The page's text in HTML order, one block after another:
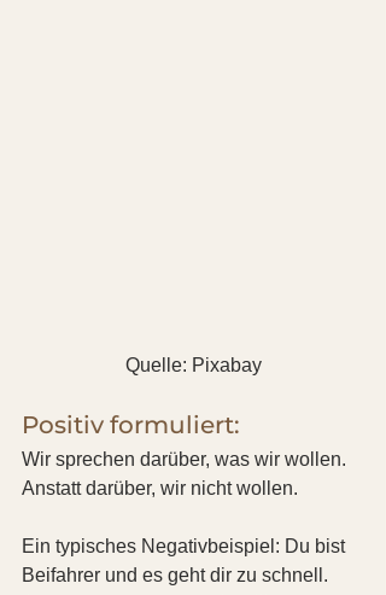
Quelle: Pixabay
Positiv formuliert:
Wir sprechen darüber, was wir wollen.
Anstatt darüber, wir nicht wollen.
Ein typisches Negativbeispiel: Du bist
Beifahrer und es geht dir zu schnell.